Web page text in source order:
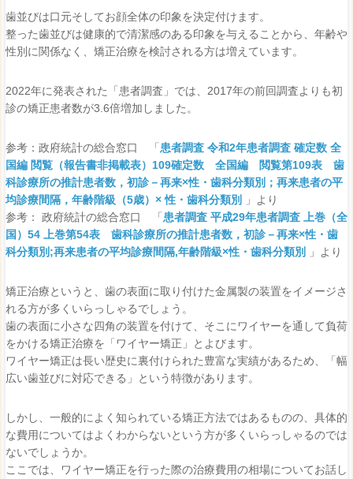
歯並びは口元そしてお顔全体の印象を決定付けます。
整った歯並びは健康的で清潔感のある印象を与えることから、年齢や
性別に関係なく、矯正治療を検討される方は増えています。
2022年に発表された「患者調査」では、2017年の前回調査よりも初
診の矯正患者数が3.6倍増加しました。
参考：政府統計の総合窓口 「 患者調査 令和2年患者調査 確定数 全
国編 閲覧（報告書非掲載表）109確定数 全国編 閲覧第109表 歯
科診療所の推計患者数，初診－再来×性・歯科分類別；再来患者の平
均診療間隔，年齢階級（5歳）× 性・歯科分類別
」より
参考： 政府統計の総合窓口 「 患者調査 平成29年患者調査 上巻（全
国）54 上巻第54表 歯科診療所の推計患者数，初診－再来×性・歯
科分類別;再来患者の平均診療間隔,年齢階級×性・歯科分類別
」より
矯正治療というと、歯の表面に取り付けた金属製の装置をイメージさ
れる方が多くいらっしゃるでしょう。
歯の表面に小さな四角の装置を付けて、そこにワイヤーを通して負荷
をかける矯正治療を「ワイヤー矯正」とよびます。
ワイヤー矯正は長い歴史に裏付けられた豊富な実績があるため、「幅
広い歯並びに対応できる」という特徴があります。
しかし、一般的によく知られている矯正方法ではあるものの、具体的
な費用についてはよくわからないという方が多くいらっしゃるのでは
ないでしょうか。
ここでは、ワイヤー矯正を行った際の治療費用の相場についてお話し